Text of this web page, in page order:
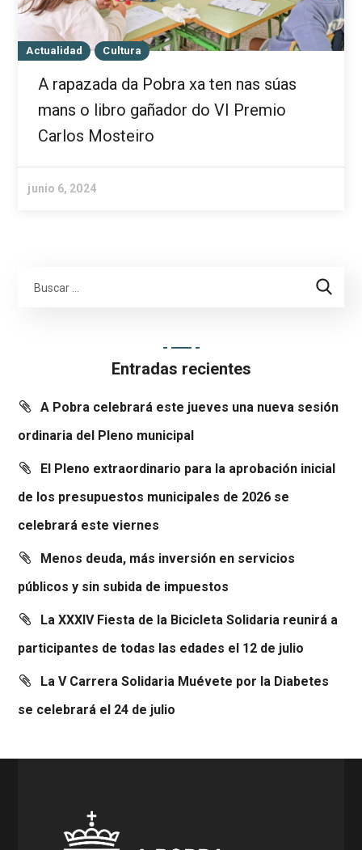
Actualidad Cultura
A rapazada da Pobra xa ten nas súas
mans o libro gañador do VI Premio
Carlos Mosteiro
junio 6, 2024
Entradas recientes
A Pobra celebrará este jueves una nueva sesión
ordinaria del Pleno municipal
El Pleno extraordinario para la aprobación inicial
de los presupuestos municipales de 2026 se
celebrará este viernes
Menos deuda, más inversión en servicios
públicos y sin subida de impuestos
La XXXIV Fiesta de la Bicicleta Solidaria reunirá a
participantes de todas las edades el 12 de julio
La V Carrera Solidaria Muévete por la Diabetes
se celebrará el 24 de julio